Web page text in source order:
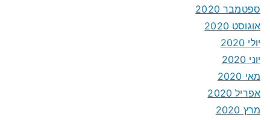
ספטמבר 2020
אוגוסט 2020
יולי 2020
יוני 2020
מאי 2020
אפריל 2020
מרץ 2020